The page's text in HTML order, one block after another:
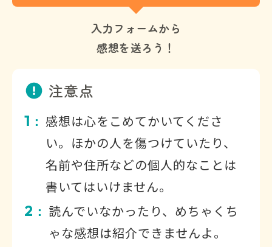
入力フォームから
感想を送ろう！
注意点
1 ： 感想は心をこめてかいてくださ
い。ほかの人を傷つけていたり、
名前や住所などの個人的なことは
書いてはいけません。
2 ： 読んでいなかったり、めちゃくち
ゃな感想は紹介できませんよ。